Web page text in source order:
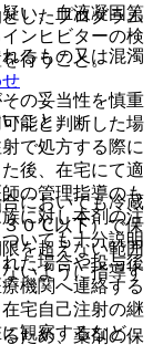
るもの又は混濁
こと。
においても冷蔵
３０℃以下）で保
を超えない範囲
いように指導す
ため、薬剤の保
い、血液凝固第
ンヒビターの検
行うこと。
の妥当性を慎重
能と判断した場
で処方する際に
後、在宅にて適
の管理指導のも
に対し本剤の注
いても十分説明
た場合や投与後
機関へ連絡する
宅自己注射の継
観察するなど、
したプログラム